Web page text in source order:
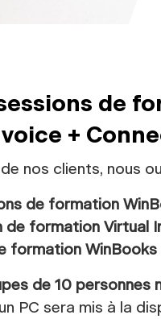
de
+
nos clients, nous
de formation
de formation Virtual
formation
de 10 personnes
PC sera mis à la